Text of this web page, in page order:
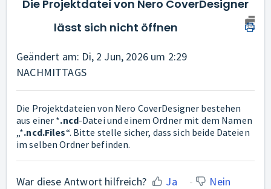
Die Projektdatei von Nero CoverDesigner
lässt sich nicht öffnen
Geändert am: Di, 2 Jun, 2026 um 2:29
NACHMITTAGS
Die Projektdateien von Nero CoverDesigner bestehen
aus einer *.ncd-Datei und einem Ordner mit dem Namen
„*.ncd.Files“. Bitte stelle sicher, dass sich beide Dateien
im selben Ordner befinden.
War diese Antwort hilfreich? Ja Nein